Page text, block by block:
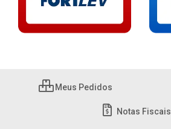
Meus Pedidos
Notas Fiscais